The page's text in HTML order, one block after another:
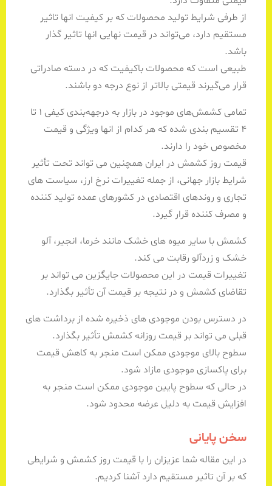
از طرفی شرایط تولید محصولات که بر کیفیت انها تاثیر
مستقیم دارد، می‌تواند در قیمت نهایی انها تاثیر گذار
باشد.
طبیعی است که محصولات با‌کیفیت که در دسته صادراتی
قرار‌ می‌گیرند قیمتی بالا‌تر از نوع درجه دو باشند.
تمامی کشمش‌های موجود در بازار به درجهه‌بندی کیفی ۱ تا
۴ تقسیم بندی‌ شده که هر کدام از انها ویژگی و قیمت
مخصوص خود را دارند.
قیمت روز کشمش در ایران همچنین می تواند تحت تأثیر
شرایط بازار جهانی، از جمله تغییرات نرخ ارز، سیاست های
تجاری و روندهای اقتصادی در کشورهای عمده تولید کننده
و مصرف کننده قرار گیرد.
کشمش با سایر میوه های خشک مانند خرما، انجیر، آلو
خشک و زردآلو رقابت می کند.
تغییرات قیمت در این محصولات جایگزین می تواند بر
تقاضای کشمش و در نتیجه بر قیمت آن تأثیر بگذارد.
در دسترس بودن موجودی های ذخیره شده از برداشت های
قبلی می تواند بر قیمت روزانه کشمش تأثیر بگذارد.
سطوح بالای موجودی ممکن است منجر به کاهش قیمت
برای پاکسازی موجودی مازاد شود.
در حالی که سطوح پایین موجودی ممکن است منجر به
افزایش قیمت به دلیل عرضه محدود شود.
سخن پایانی
در این مقاله شما عزیزان را با قیمت روز‌ کشمش و شرایطی
که بر آن تاثیر مستقیم دارد آشنا کردیم.